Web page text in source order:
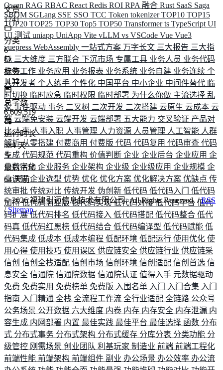
Qwen RAG RBAC React Redis ROI RPA 融合 Rust SaaS Saga
SBOM SGLang SSE SSO TCC Token tokenizerTOP10 TOP15
TOP20 TOP25 TOP30 Top5 TOP50 Transformerts TypeScript UI
UI 测试 uniapp UniApp Vite vLLM vs VSCode Vue Vue3
vuepress WebAssembly 一站式方案 万字长文 三大报告 三大指
标 三大维度 三方联合 下沉市场 专属工具 业务人员 业务代码
业务工作 业务应用 业务报表 业务系统 业务自建 业务连续 个
人开发者 个人练手 个性化 中国平台 中小企业 中间件替代 临
时切换 临时应急 临时权限 临时部署 为什么你做 主流选择 乱
象 事件驱动 事务 二叉树 二次开发 二次搭建 云原生 云成本 云
端 云端免安装 云端开发 云端部署 五大能力 交叉验证 产品对
比人事人事入职 人事管理 人力资源 人员管理 人工智能 人群
解析从零搭建 付费商用 付费版 代码 代码复用 代码审查 代码
生成 代码规范 代码重构 价值判断 企业 企业后台 企业应用 企
业数字化 企业服务 企业架构 企业级 企业级应用 企业规模 企
业调研企业选型 优势 优化 优化方案 优化解决方案 优缺点 传
统审批 传统对比 传统开发 伪创新 低代码 低代码入门 低代码
加持低代码商业版低代码实现低代码对接低代码平台 低代
码扩展低代码排名 低代码接入 低代码搭配 低代码整合 低代
码真 低代码红黑榜 低代码结合 低代码编译型 低代码赋能 低
代码集成 低成本 低成本编程 低配环境 低配运行 使用优化 使
用心得 使用技巧 使用误区 供应链安全 供应链行业 供应链采
信创 信创全栈适配 信创市场 信创环境 信创适配 信创首选 信
息安全 信通院 信通院数据 信通院认证 值得入手 元数据驱动
免费 免费实用 免费榜单 免费版 入围名单 入门 入门合集 入门
指南 入门精通 全栈 全流程工作流 全行业适配 全链路 公众号
公务场景 公开数据 六大维度 内卷 内存 内存安全 内存泄漏 内
容生成 内网部署 内置 最佳实践 最佳平台 最佳选择 函数 分布
式 分布式事务 分布式架构 分布式缓存 分库分表 分类功能 分
级管控 刚需场景 创业团队 利基玩家 制造业 前端 前端工程化
前端性能 前端架构 前端组件 副业 办公场景 办公效率 办公流
文章
1741
分类
6
标签
1132
总字数
6,609,519
运行时长
584 天
最后活动
64 天前
©2026福建引迈信息技术有限公司. All Rights Reserved. /RSS
/Sitemap